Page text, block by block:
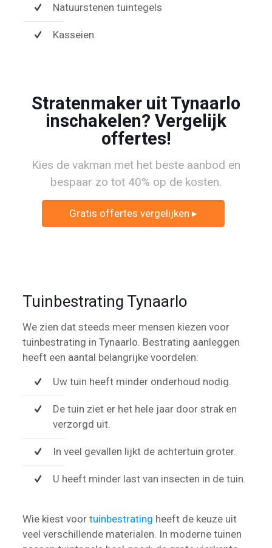
Natuurstenen tuintegels
Kasseien
Stratenmaker uit Tynaarlo
inschakelen? Vergelijk
offertes!
Kies de vakman met het beste aanbod en
bespaar zo tot 40% op de kosten.
Gratis offertes vergelijken ▸
Tuinbestrating Tynaarlo
We zien dat steeds meer mensen kiezen voor
tuinbestrating in Tynaarlo. Bestrating aanleggen
heeft een aantal belangrijke voordelen:
Uw tuin heeft minder onderhoud nodig.
De tuin ziet er het hele jaar door strak en
verzorgd uit.
In veel gevallen lijkt de achtertuin groter.
U heeft minder last van insecten in de tuin.
Wie kiest voor tuinbestrating heeft de keuze uit
veel verschillende materialen. In moderne tuinen